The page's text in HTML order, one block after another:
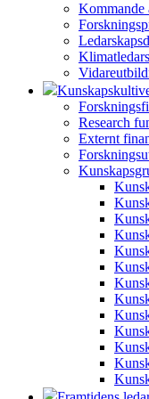
Kommande
Research
Externt